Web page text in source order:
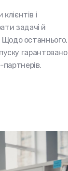
і
задачі й
Щодо останнього,
гарантовано